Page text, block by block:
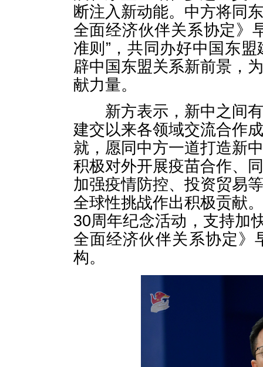
断注入新动能。中方将同
全面经济伙伴关系协定》
准则”，共同办好中国东
辟中国东盟关系新前景，
献力量。
新方表示，新中之间有
建交以来各领域交流合作
就，愿同中方一道打造新
积极对外开展疫苗合作、
加强疫情防控、投资贸易
全球性挑战作出积极贡献
30周年纪念活动，支持加
全面经济伙伴关系协定》
构。